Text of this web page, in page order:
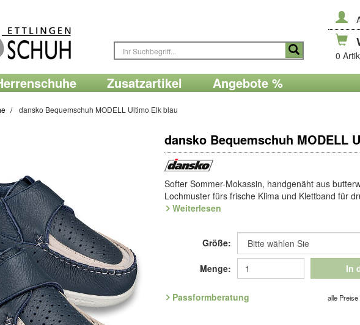
0
Zusatzartikel Angebote %
dansko Bequemschuh MODELL Ultimo Elk blau
dansko Bequemschuh MODELL
Softer Sommer-Mokassin, handgenäht aus
Lochmuster fürs frische Klima und Klettband für
ist der ultimative Sommer-Mokassin, in der
selbstformendes Filzfußbett.
Die Lederspezialität im Sommer-Look! Elchleder,
aus den Wäldern Skandinaviens, ist von Natur aus
luftdurchlässig - mit einem sorgfältig gestanzten
Filme zeigen mehr
Weiterlesen
Größe:
Menge: In
Passformberatung alle